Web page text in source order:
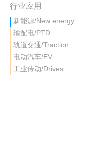
行业应用
新能源/New energy
输配电/PTD
轨道交通/Traction
电动汽车/EV
工业传动/Drives